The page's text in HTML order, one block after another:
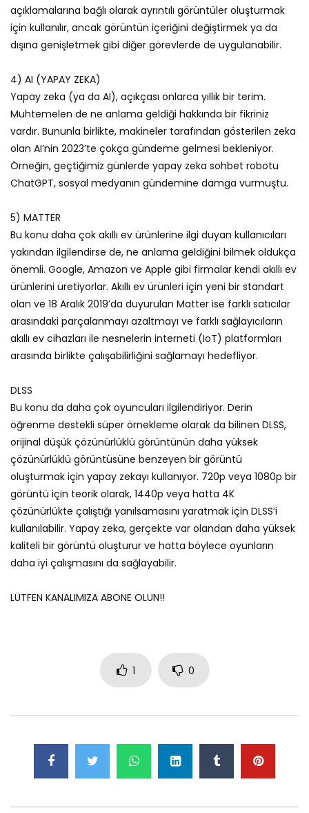
açıklamalarına bağlı olarak ayrıntılı görüntüler oluşturmak
için kullanılır, ancak görüntün içeriğini değiştirmek ya da
dışına genişletmek gibi diğer görevlerde de uygulanabilir.
4) AI (YAPAY ZEKA)
Yapay zeka (ya da AI), açıkçası onlarca yıllık bir terim.
Muhtemelen de ne anlama geldiği hakkında bir fikriniz
vardır. Bununla birlikte, makineler tarafından gösterilen zeka
olan AI’nin 2023’te çokça gündeme gelmesi bekleniyor.
Örneğin, geçtiğimiz günlerde yapay zeka sohbet robotu
ChatGPT, sosyal medyanın gündemine damga vurmuştu.
5) MATTER
Bu konu daha çok akıllı ev ürünlerine ilgi duyan kullanıcıları
yakından ilgilendirse de, ne anlama geldiğini bilmek oldukça
önemli. Google, Amazon ve Apple gibi firmalar kendi akıllı ev
ürünlerini üretiyorlar. Akıllı ev ürünleri için yeni bir standart
olan ve 18 Aralık 2019’da duyurulan Matter ise farklı satıcılar
arasındaki parçalanmayı azaltmayı ve farklı sağlayıcıların
akıllı ev cihazları ile nesnelerin interneti (IoT) platformları
arasında birlikte çalışabilirliğini sağlamayı hedefliyor.
DLSS
Bu konu da daha çok oyuncuları ilgilendiriyor. Derin
öğrenme destekli süper örnekleme olarak da bilinen DLSS,
orijinal düşük çözünürlüklü görüntünün daha yüksek
çözünürlüklü görüntüsüne benzeyen bir görüntü
oluşturmak için yapay zekayı kullanıyor. 720p veya 1080p bir
görüntü için teorik olarak, 1440p veya hatta 4K
çözünürlükte çalıştığı yanılsamasını yaratmak için DLSS’i
kullanılabilir. Yapay zeka, gerçekte var olandan daha yüksek
kaliteli bir görüntü oluşturur ve hatta böylece oyunların
daha iyi çalışmasını da sağlayabilir.
LÜTFEN KANALIMIZA ABONE OLUN!!
1 0